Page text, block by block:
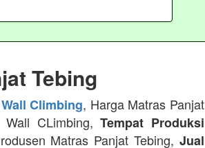
Tebing
Climbing, Harga Matras Panjat
Wall CLimbing,Tempat Produksi
Matras Panjat Tebing, Jual